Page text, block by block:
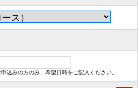
込みの方のみ、希望日時をご記入ください。